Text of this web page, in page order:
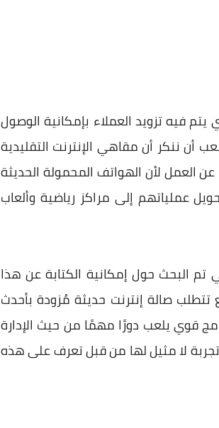
فيه تزويد العملاء بإمكانية الوصول
أن ننكر أن مقاهي الإنترنت التقليدية
العمل لأن الهواتف المحمولة الحديثة
عملياتهم إلى مراكز رياضية وألعاب
تم البحث حول إمكانية الكتابة عن هذا
صالة إنترنت حديثة مُزودة بأحدث
قوي يلعب دورًا مهمًا من حيث الإدارة
تجربة لا مثيل لها من قبل تعرف على هذه